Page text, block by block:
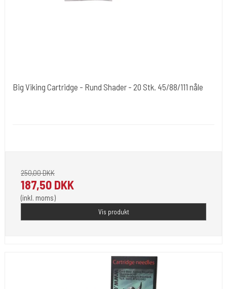
Big Viking Cartridge - Rund Shader - 20 Stk. 45/88/111 nåle
250,00 DKK
187,50 DKK
(inkl. moms)
Vis produkt